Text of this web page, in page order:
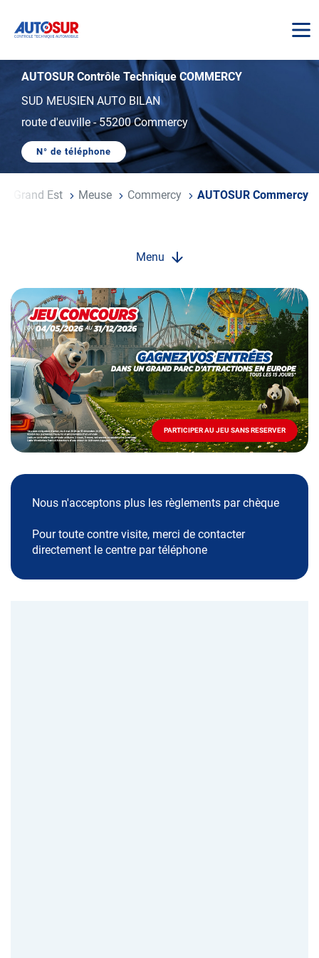
AUTOSUR
AUTOSUR Contrôle Technique COMMERCY
SUD MEUSIEN AUTO BILAN
route d'euville-55200 Commercy
N° de téléphone
AFFICHER
DE
TÉLÉPHONE
Grand Est Meuse Commercy AUTOSUR Commercy
Menu
Opération
spéciale
Mai
-
Décembre
2026
Locations
PARTICIPER AU JEU SANS RESERVER
PARTICIPER
AU
JEU
RESERVER
Nous n'acceptons plus les règlements par chèque
Pour toute contre visite, merci de contacter
directement le centre par téléphone